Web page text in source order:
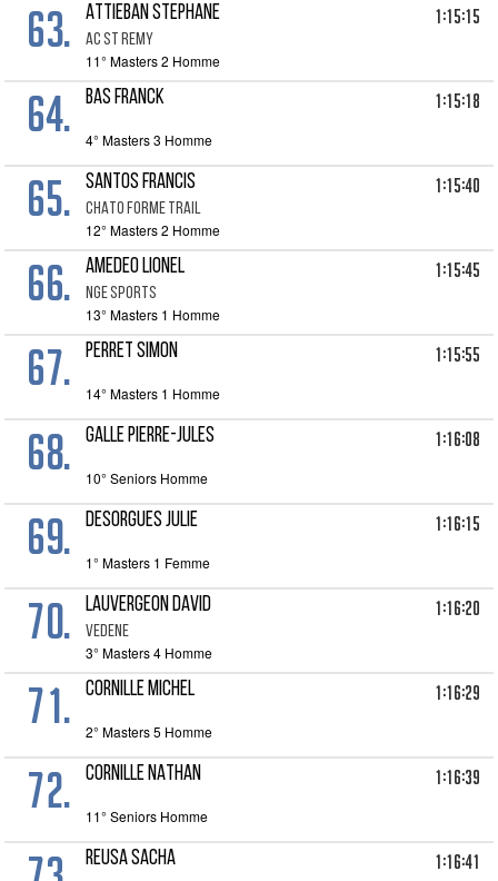
63. ATTIEBAN STEPHANE
AC ST REMY
1:15:15
11° Masters 2 Homme
64. BAS FRANCK 1:15:18
4° Masters 3 Homme
65. SANTOS FRANCIS
CHATO FORME TRAIL
1:15:40
12° Masters 2 Homme
66. AMEDEO LIONEL
NGE SPORTS
1:15:45
13° Masters 1 Homme
67. PERRET SIMON 1:15:55
14° Masters 1 Homme
68. GALLE PIERRE-JULES 1:16:08
10° Seniors Homme
69. DESORGUES JULIE 1:16:15
1° Masters 1 Femme
70. LAUVERGEON DAVID
VEDENE
1:16:20
3° Masters 4 Homme
71. CORNILLE MICHEL 1:16:29
2° Masters 5 Homme
72. CORNILLE NATHAN 1:16:39
11° Seniors Homme
REUSA SACHA 1:16:41